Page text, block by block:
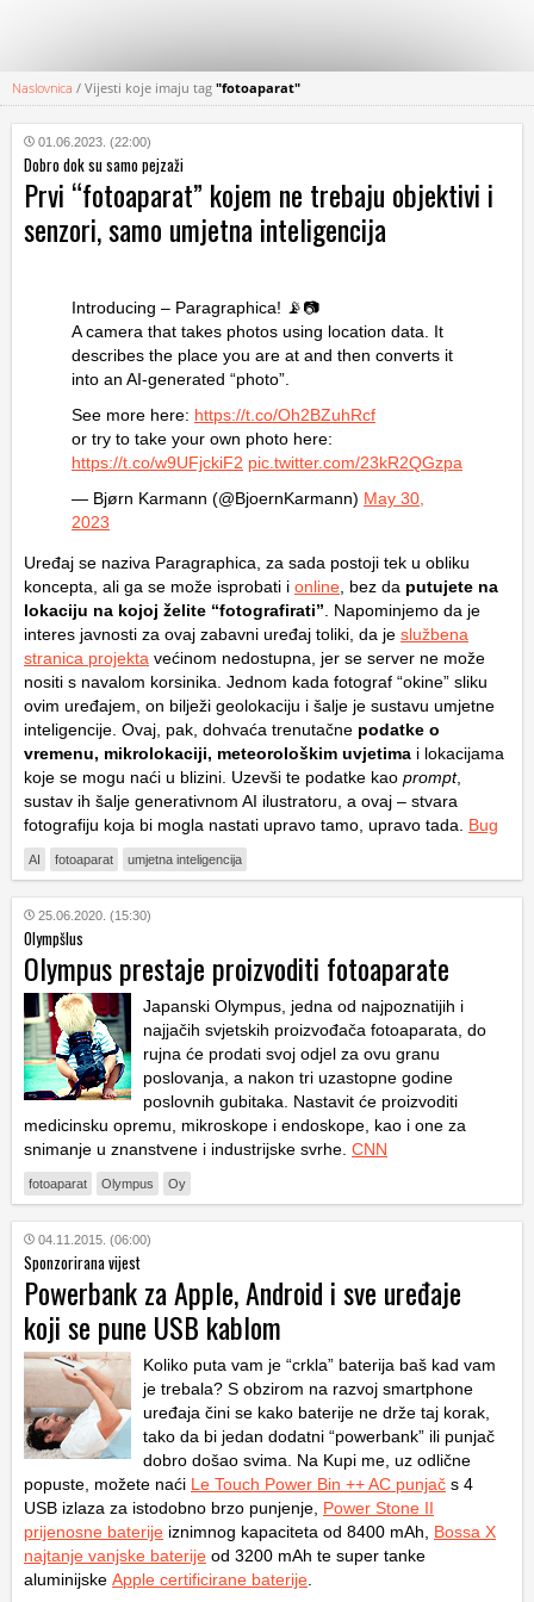
KATEGORIJE
HRVATSKI
WEB
Naslovnica / Vijesti koje imaju tag "fotoaparat"
01.06.2023. (22:00)
Dobro dok su samo pejzaži
Prvi “fotoaparat” kojem ne trebaju objektivi i
senzori, samo umjetna inteligencija
Introducing – Paragraphica! 📡📷
A camera that takes photos using location data. It
describes the place you are at and then converts it
into an AI-generated “photo”.
See more here: https://t.co/Oh2BZuhRcf
or try to take your own photo here:
https://t.co/w9UFjckiF2 pic.twitter.com/23kR2QGzpa
— Bjørn Karmann (@BjoernKarmann) May 30,
2023
Uređaj se naziva Paragraphica, za sada postoji tek u obliku
koncepta, ali ga se može isprobati i online , bez da putujete na
lokaciju na kojoj želite “fotografirati” . Napominjemo da je
interes javnosti za ovaj zabavni uređaj toliki, da je službena
stranica projekta većinom nedostupna, jer se server ne može
nositi s navalom korsinika. Jednom kada fotograf “okine” sliku
ovim uređajem, on bilježi geolokaciju i šalje je sustavu umjetne
inteligencije. Ovaj, pak, dohvaća trenutačne podatke o
vremenu, mikrolokaciji, meteorološkim uvjetima i lokacijama
koje se mogu naći u blizini. Uzevši te podatke kao prompt,
sustav ih šalje generativnom AI ilustratoru, a ovaj – stvara
fotografiju koja bi mogla nastati upravo tamo, upravo tada. Bug
AI fotoaparat umjetna inteligencija
25.06.2020. (15:30)
Olympšlus
Olympus prestaje proizvoditi fotoaparate
Japanski Olympus, jedna od najpoznatijih i
najjačih svjetskih proizvođača fotoaparata, do
rujna će prodati svoj odjel za ovu granu
poslovanja, a nakon tri uzastopne godine
poslovnih gubitaka. Nastavit će proizvoditi
medicinsku opremu, mikroskope i endoskope, kao i one za
snimanje u znanstvene i industrijske svrhe. CNN
fotoaparat Olympus Oy
04.11.2015. (06:00)
Sponzorirana vijest
Powerbank za Apple, Android i sve uređaje
koji se pune USB kablom
Koliko puta vam je “crkla” baterija baš kad vam
je trebala? S obzirom na razvoj smartphone
uređaja čini se kako baterije ne drže taj korak,
tako da bi jedan dodatni “powerbank” ili punjač
dobro došao svima. Na Kupi me, uz odlične
popuste, možete naći Le Touch Power Bin ++ AC punjač s 4
USB izlaza za istodobno brzo punjenje, Power Stone II
prijenosne baterije iznimnog kapaciteta od 8400 mAh, Bossa X
najtanje vanjske baterije od 3200 mAh te super tanke
aluminijske Apple certificirane baterije